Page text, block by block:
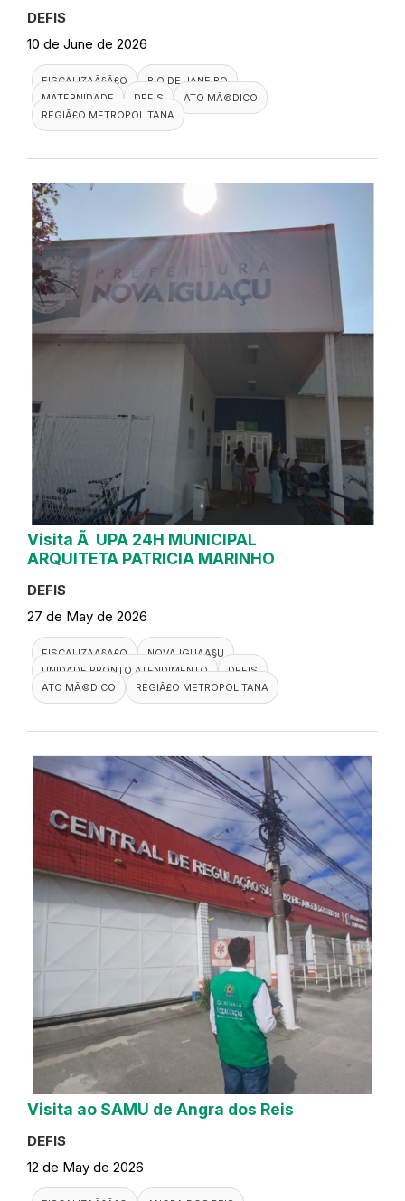
DEFIS
10 de June de 2026
FISCALIZAÃ§Ã£O
RIO DE JANEIRO
MATERNIDADE
DEFIS
ATO MÃ©DICO
REGIÃ£O METROPOLITANA
Visita Ã UPA 24H MUNICIPAL
ARQUITETA PATRICIA MARINHO
DEFIS
27 de May de 2026
FISCALIZAÃ§Ã£O
NOVA IGUAÃ§U
UNIDADE PRONTO ATENDIMENTO
DEFIS
ATO MÃ©DICO
REGIÃ£O METROPOLITANA
Visita ao SAMU de Angra dos Reis
DEFIS
12 de May de 2026